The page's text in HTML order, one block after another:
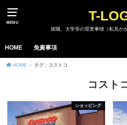
MENU T-
就職、大学等の背景事情（私見が
HOME 免責事項
HOME タグ : コストコ
コスト
ショッピング